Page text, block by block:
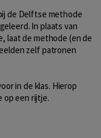
de Delftse methode
In plaats van
laat de methode (en de
zelf patronen
in de klas. Hierop
op een rijtje.